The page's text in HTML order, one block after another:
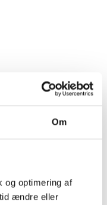
Om
og optimering af
ændre eller